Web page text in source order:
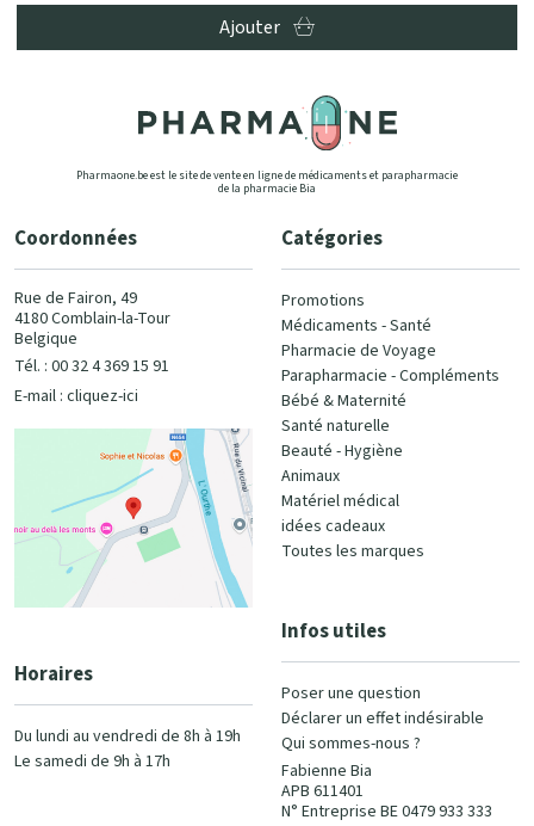
Ajouter
Pharmaone.be est le site de vente en ligne de médicaments et parapharmacie
de la pharmacie Bia
Coordonnées
Rue de Fairon, 49
4180 Comblain-la-Tour
Belgique
Tél. : 00 32 4 369 15 91
E-mail : cliquez-ici
Horaires
Du lundi au vendredi de 8h à 19h
Le samedi de 9h à 17h
Catégories
Promotions
Médicaments - Santé
Pharmacie de Voyage
Parapharmacie - Compléments
Bébé & Maternité
Santé naturelle
Beauté - Hygiène
Animaux
Matériel médical
idées cadeaux
Toutes les marques
Infos utiles
Poser une question
Déclarer un effet indésirable
Qui sommes-nous ?
Fabienne Bia
APB 611401
N° Entreprise BE 0479 933 333